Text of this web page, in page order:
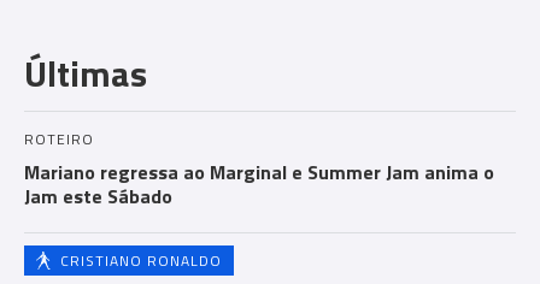
ts
Últimas
ROTEIRO
Mariano regressa ao Marginal e Summer Jam anima o
Jam este Sábado
CRISTIANO RONALDO